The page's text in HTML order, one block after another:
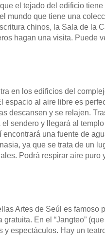
el tejado del edificio
mundo que tiene una
chinos, la Sala de la
hagan una visita. Puede
en los edificios del
espacio al aire libre es
descansen y se relajen.
el sendero y llegará al
encontrará una fuente de
ya que se trata de un
Podrá respirar aire puro
Artes de Seúl es famoso
gratuita. En el “Jangteo”
y espectáculos. Hay un